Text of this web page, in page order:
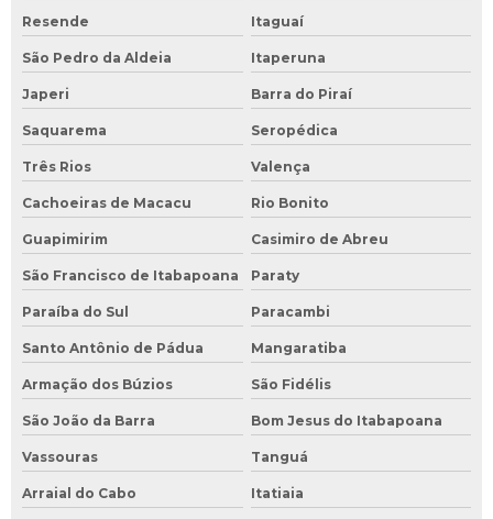
Resende Itaguaí
São Pedro da Aldeia Itaperuna
Japeri Barra do Piraí
Saquarema Seropédica
Três Rios Valença
Cachoeiras de Macacu Rio Bonito
Guapimirim Casimiro de Abreu
São Francisco de Itabapoana Paraty
Paraíba do Sul Paracambi
Santo Antônio de Pádua Mangaratiba
Armação dos Búzios São Fidélis
São João da Barra Bom Jesus do Itabapoana
Vassouras Tanguá
Arraial do Cabo Itatiaia